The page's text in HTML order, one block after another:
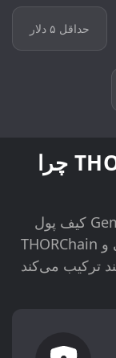
حداقل ۵ دلار
چرا THORChain را با کیف پول
کیف پول Gem به عنوان بهترین انتخاب برای خرید
THORChain برجسته است و امنیت، حریم خصوصی و